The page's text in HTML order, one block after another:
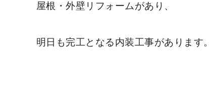
屋根・外壁リフォームがあり、
明日も完工となる内装工事があります。